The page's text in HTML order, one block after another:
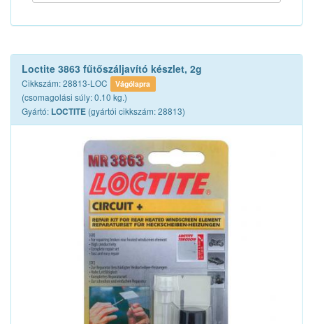
Loctite 3863 fűtőszáljavító készlet, 2g
Cikkszám: 28813-LOC Vágólapra
(csomagolási súly: 0.10 kg.)
Gyártó: LOCTITE (gyártói cikkszám: 28813)